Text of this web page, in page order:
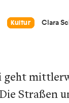
Kultur Clara
geht
Straßen